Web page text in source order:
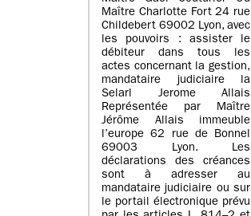
Maître Charlotte Fort 24 rue
Childebert 69002 Lyon, avec
les pouvoirs : assister le
débiteur dans tous les
actes concernant la gestion,
mandataire judiciaire la
Selarl Jerome Allais
Représentée par Maître
Jérôme Allais immeuble
l’europe 62 rue de Bonnel
69003 Lyon. Les
déclarations des créances
sont à adresser au
mandataire judiciaire ou sur
le portail électronique prévu